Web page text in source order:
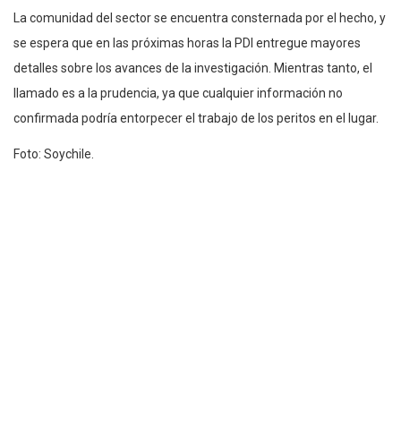
La comunidad del sector se encuentra consternada por el hecho, y
se espera que en las próximas horas la PDI entregue mayores
detalles sobre los avances de la investigación. Mientras tanto, el
llamado es a la prudencia, ya que cualquier información no
confirmada podría entorpecer el trabajo de los peritos en el lugar.
Foto: Soychile.